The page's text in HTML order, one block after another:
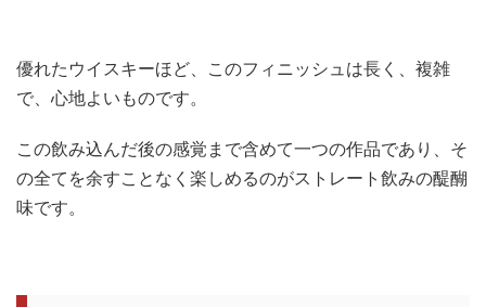
優れたウイスキーほど、このフィニッシュは長く、複雑
で、心地よいものです。
この飲み込んだ後の感覚まで含めて一つの作品であり、そ
の全てを余すことなく楽しめるのがストレート飲みの醍醐
味です。